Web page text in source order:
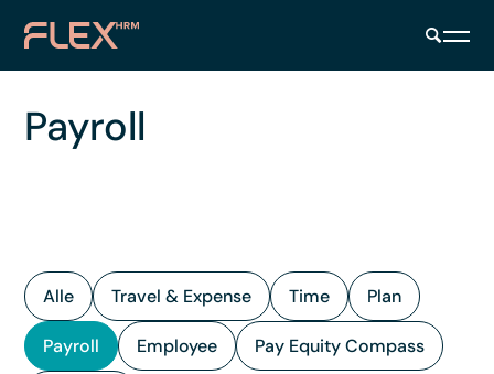
Payroll
Alle Travel & Expense Time Plan
Payroll Employee Pay Equity Compass